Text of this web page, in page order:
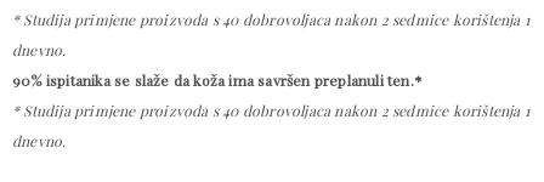
* Studija primjene proizvoda s 40 dobrovoljaca nakon 2 sedmice korištenja 1
dnevno.
90%ispitanikase slaže da koža ima savršen preplanuli ten.*
* Studija primjene proizvoda s 40 dobrovoljaca nakon 2 sedmice korištenja 1
dnevno.